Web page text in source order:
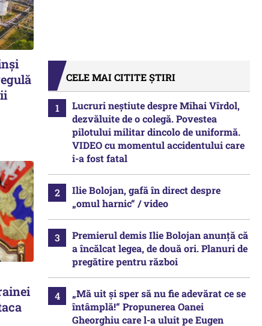
CELE MAI CITITE ȘTIRI
Lucruri neștiute despre Mihai Vîrdol,
dezvăluite de o colegă. Povestea
pilotului militar dincolo de uniformă.
VIDEO cu momentul accidentului care
i-a fost fatal
Ilie Bolojan, gafă în direct despre
„omul harnic“ / video
Premierul demis Ilie Bolojan anunță că
a încălcat legea, de două ori. Planuri de
pregătire pentru război
„Mă uit și sper să nu fie adevărat ce se
întâmplă!“ Propunerea Oanei
Gheorghiu care l-a uluit pe Eugen